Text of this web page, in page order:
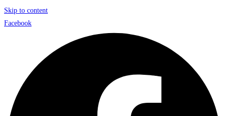
Skip to content
Facebook